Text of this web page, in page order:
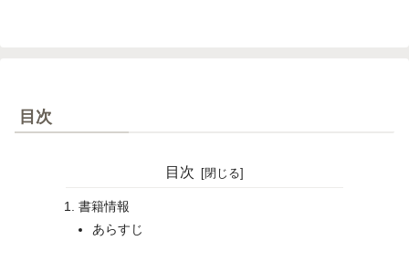
目次
目次
書籍情報
あらすじ